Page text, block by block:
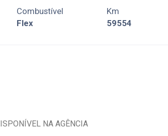
Combustível
Flex
Km
59554
NA AGÊNCIA